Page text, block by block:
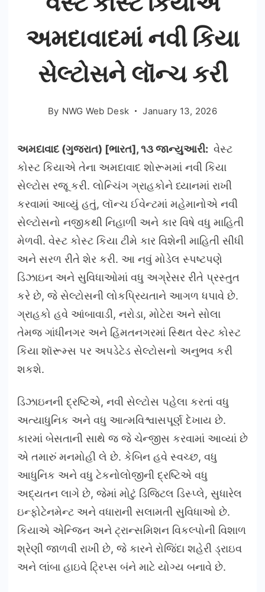
અમદાવાદમાં નવી કિયા
સેલ્ટોસને લૉન્ચ કરી
By NWG Web Desk January 13, 2026
અમદાવાદ (ગુજરાત) [ભારત], ૧૩ જાન્યુઆરી: વેસ્ટ
કોસ્ટ કિયાએ તેના અમદાવાદ શોરૂમમાં નવી કિયા
સેલ્ટોસ રજૂ કરી. લોન્ચિંગ ગ્રાહકોને ધ્યાનમાં રાખી
કરવામાં આવ્યું હતું, લૉન્ચ ઈવેન્ટમાં મહેમાનોએ નવી
સેલ્ટોસનો નજીકથી નિહાળી અને કાર વિષે વધુ માહિતી
મેળવી. વેસ્ટ કોસ્ટ કિયા ટીમે કાર વિશેની માહિતી સીધી
અને સરળ રીતે શેર કરી. આ નવું મોડેલ સ્પષ્ટપણે
ડિઝાઇન અને સુવિધાઓમાં વધુ અગ્રેસર રીતે પ્રસ્તુત
કરે છે, જે સેલ્ટોસની લોકપ્રિયતાને આગળ ધપાવે છે.
ગ્રાહકો હવે આંબાવાડી, નરોડા, મોટેરા અને સોલા
તેમજ ગાંધીનગર અને હિંમતનગરમાં સ્થિત વેસ્ટ કોસ્ટ
કિયા શૉરૂમ્સ પર અપડેટેડ સેલ્ટોસનો અનુભવ કરી
શકશે.
ડિઝાઇનની દ્રષ્ટિએ, નવી સેલ્ટોસ પહેલા કરતાં વધુ
અત્યાધુનિક અને વધુ આત્મવિશ્વાસપૂર્ણ દેખાય છે.
કારમાં બેસતાની સાથે જ જે ચેન્જીસ કરવામાં આવ્યાં છે
એ તમારું મનમોહી લે છે. કેબિન હવે સ્વચ્છ, વધુ
આધુનિક અને વધુ ટેકનોલોજીની દ્રષ્ટિએ વધુ
અદ્યતન લાગે છે, જેમાં મોટું ડિજિટલ ડિસ્પ્લે, સુધારેલ
ઇન્ફોટેનમેન્ટ અને વધારાની સલામતી સુવિધાઓ છે.
કિયાએ એન્જિન અને ટ્રાન્સમિશન વિકલ્પોની વિશાળ
શ્રેણી જાળવી રાખી છે, જે કારને રોજિંદા શહેરી ડ્રાઇવ
અને લાંબા હાઇવે ટ્રિપ્સ બંને માટે યોગ્ય બનાવે છે.